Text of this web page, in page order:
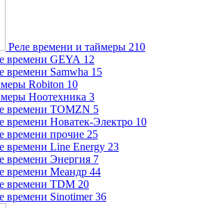
Реле времени и таймеры 210
времени GEYA 12
времени Samwha 15
Robiton 10
Ноотехника 3
времени TOMZN 5
времени Новатек-Электро 10
времени прочие 25
времени Line Energy 23
времени Энергия 7
времени Меандр 44
времени TDM 20
времени Sinotimer 36